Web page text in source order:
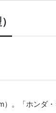
。「ホンダ・